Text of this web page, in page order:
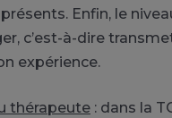
Enfin, le
c’est-à-dire
expérience.
thérapeute : dans la